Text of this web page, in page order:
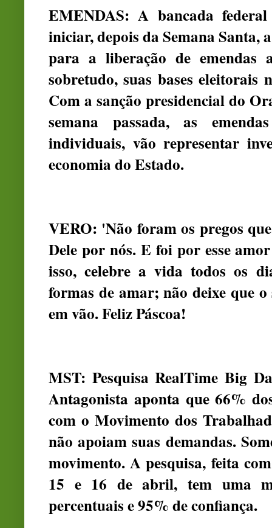
EMENDAS: A bancada
iniciar, depois da Semana Santa,
para a liberação de
sobretudo, suas bases
Com a sanção presidencial do
semana passada, as
individuais, vão representar
economia do Estado.
VERO: 'Não foram os pregos
Dele por nós. E foi por esse
isso, celebre a vida todos os
formas de amar; não deixe que
em vão. Feliz Páscoa!
MST: Pesquisa RealTime Big
Antagonista aponta que 66%
com o Movimento dos
não apoiam suas demandas.
movimento. A pesquisa, feita
15 e 16 de abril, tem uma
percentuais e 95% de confiança.